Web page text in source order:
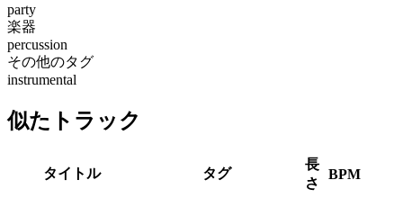
party
楽器
percussion
その他のタグ
instrumental
似たトラック
タイトル タグ
長
さ
BPM